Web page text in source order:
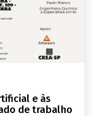
e às
de trabalho